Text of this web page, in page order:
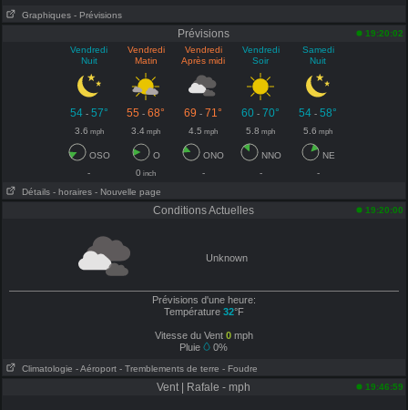
Graphiques - Prévisions
Prévisions
19:20:02
Vendredi
Nuit
Vendredi
Matin
Vendredi
Après midi
Vendredi
Soir
Samedi
Nuit
54- 57° 55 -68° 69 - 71° 60 - 70° 54 -58°
3.6 mph 3.4 mph 4.5 mph 5.8 mph 5.6 mph
OSO O ONO NNO
NE
-
0 inch - -
-
Détails - horaires - Nouvelle page
Conditions Actuelles 19:20:00
Unknown
Prévisions d'une heure:
Température 32°F
Vitesse du Vent 0mph
Pluie
0%
Climatologie - Aéroport - Tremblements de terre - Foudre
Vent | Rafale - mph 19:46:59